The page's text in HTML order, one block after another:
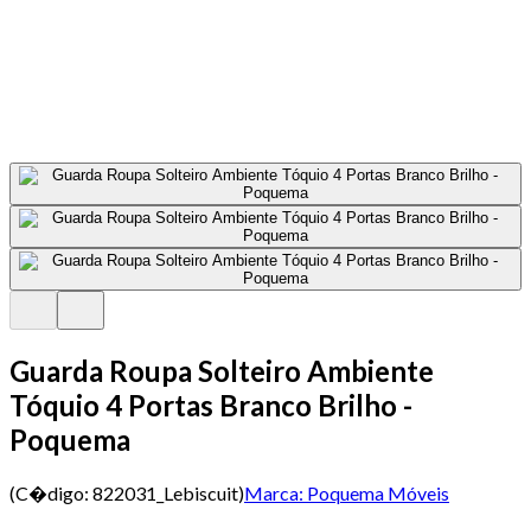
Guarda Roupa Solteiro Ambiente
Tóquio 4 Portas Branco Brilho -
Poquema
(C�digo: 822031_Lebiscuit)Marca: Poquema Móveis